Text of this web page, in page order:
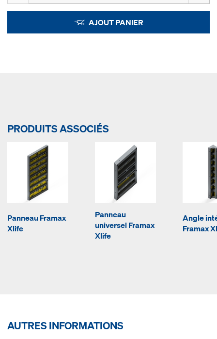
AJOUT PANIER
PRODUITS ASSOCIÉS
Panneau Framax
Xlife
Panneau
universel Framax
Xlife
Angle
Framax
AUTRES INFORMATIONS